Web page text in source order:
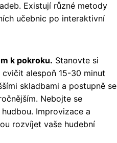
Existují různé metody
učebnic po interaktivní
k pokroku. Stanovte si
alespoň 15-30 minut
skladbami a postupně se
Nebojte se
Improvizace a
rozvíjet vaše hudební